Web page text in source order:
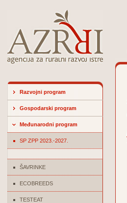
Razvojni program
Gospodarski program
Međunarodni program
SP ZPP 2023.-2027.
ŠAVRINKE
ECOBREEDS
TESTEAT